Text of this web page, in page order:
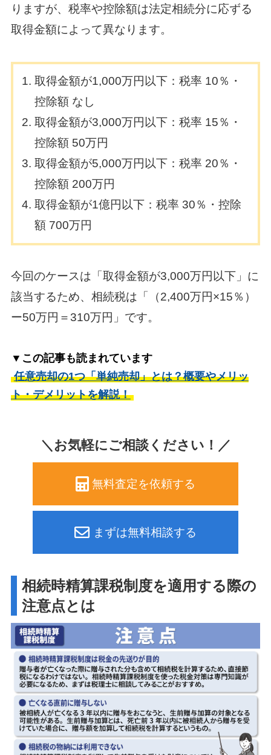
りますが、税率や控除額は法定相続分に応ずる
取得金額によって異なります。
取得金額が1,000万円以下：税率 10％・
控除額 なし
取得金額が3,000万円以下：税率 15％・
控除額 50万円
取得金額が5,000万円以下：税率 20％・
控除額 200万円
取得金額が1億円以下：税率 30％・控除
額 700万円
今回のケースは「取得金額が3,000万円以下」に
該当するため、相続税は「（2,400万円×15％）
ー50万円＝310万円」です。
▼この記事も読まれています
任意売却の1つ「単純売却」とは？概要やメリッ
ト・デメリットを解説！
＼お気軽にご相談ください！／
無料査定を依頼する
まずは無料相談する
相続時精算課税制度を適用する際の
注意点とは